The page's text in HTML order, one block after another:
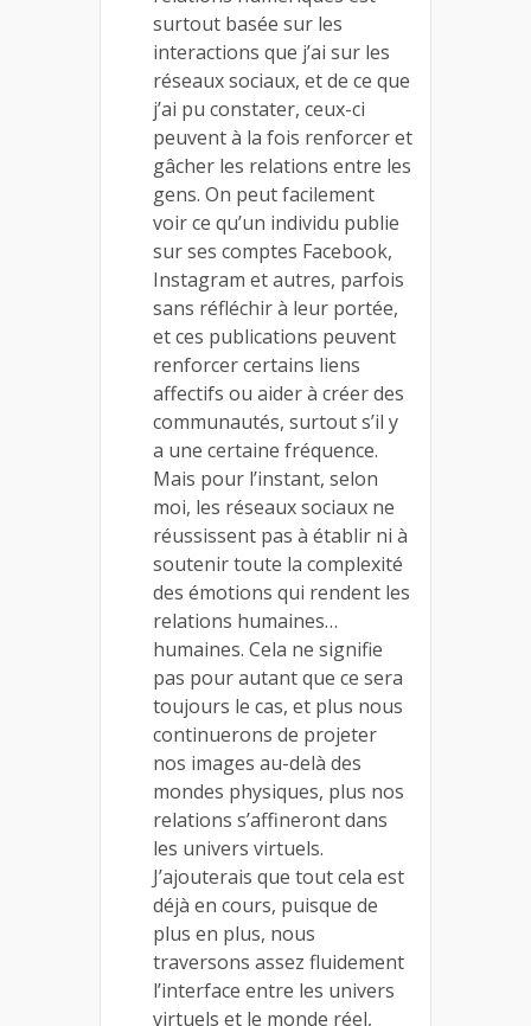
surtout basée sur les
interactions que j’ai sur les
réseaux sociaux, et de ce que
j’ai pu constater, ceux-ci
peuvent à la fois renforcer et
gâcher les relations entre les
gens. On peut facilement
voir ce qu’un individu publie
sur ses comptes Facebook,
Instagram et autres, parfois
sans réfléchir à leur portée,
et ces publications peuvent
renforcer certains liens
affectifs ou aider à créer des
communautés, surtout s’il y
a une certaine fréquence.
Mais pour l’instant, selon
moi, les réseaux sociaux ne
réussissent pas à établir ni à
soutenir toute la complexité
des émotions qui rendent les
relations humaines…
humaines. Cela ne signifie
pas pour autant que ce sera
toujours le cas, et plus nous
continuerons de projeter
nos images au-delà des
mondes physiques, plus nos
relations s’affineront dans
les univers virtuels.
J’ajouterais que tout cela est
déjà en cours, puisque de
plus en plus, nous
traversons assez fluidement
l’interface entre les univers
virtuels et le monde réel,